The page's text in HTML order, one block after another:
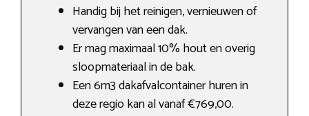
Handig bij het reinigen, vernieuwen of
vervangen van een dak.
Er mag maximaal 10% hout en overig
sloopmateriaal in de bak.
Een 6m3 dakafvalcontainer huren in
deze regio kan al vanaf €769,00.